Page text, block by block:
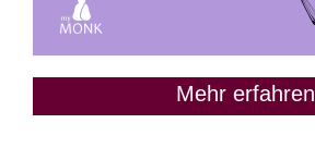
Mehr erfahren